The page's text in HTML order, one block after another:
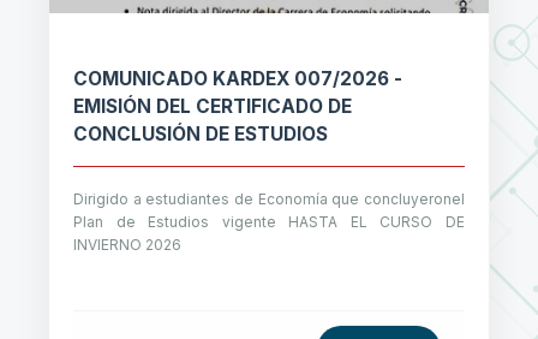
COMUNICADO KARDEX 007/2026 -
EMISIÓN DEL CERTIFICADO DE
CONCLUSIÓN DE ESTUDIOS
Dirigido a estudiantes de Economía que concluyeronel
Plan de Estudios vigente HASTA EL CURSO DE
INVIERNO 2026